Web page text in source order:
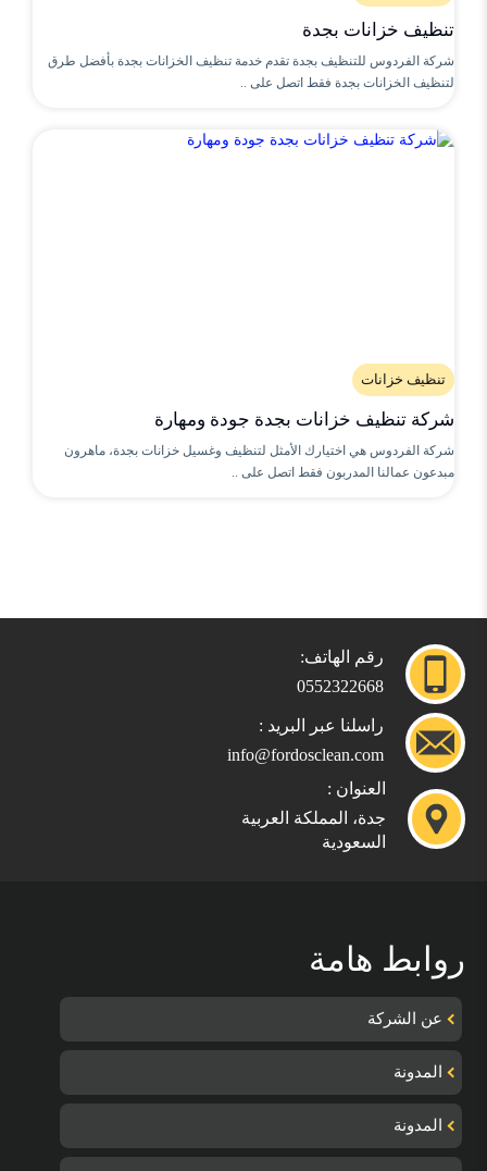
تنظيف خزانات بجدة
شركة الفردوس للتنظيف بجدة تقدم خدمة تنظيف الخزانات بجدة بأفضل طرق
لتنظيف الخزانات بجدة فقط اتصل على ..
تنظيف خزانات
شركة تنظيف خزانات بجدة جودة ومهارة
شركة الفردوس هي اختيارك الأمثل لتنظيف وغسيل خزانات بجدة، ماهرون
مبدعون عمالنا المدربون فقط اتصل على ..
رقم الهاتف:
0552322668
راسلنا عبر البريد :
info@fordosclean.com
العنوان :
جدة، المملكة العربية
السعودية
روابط هامة
عن الشركة
المدونة
المدونة